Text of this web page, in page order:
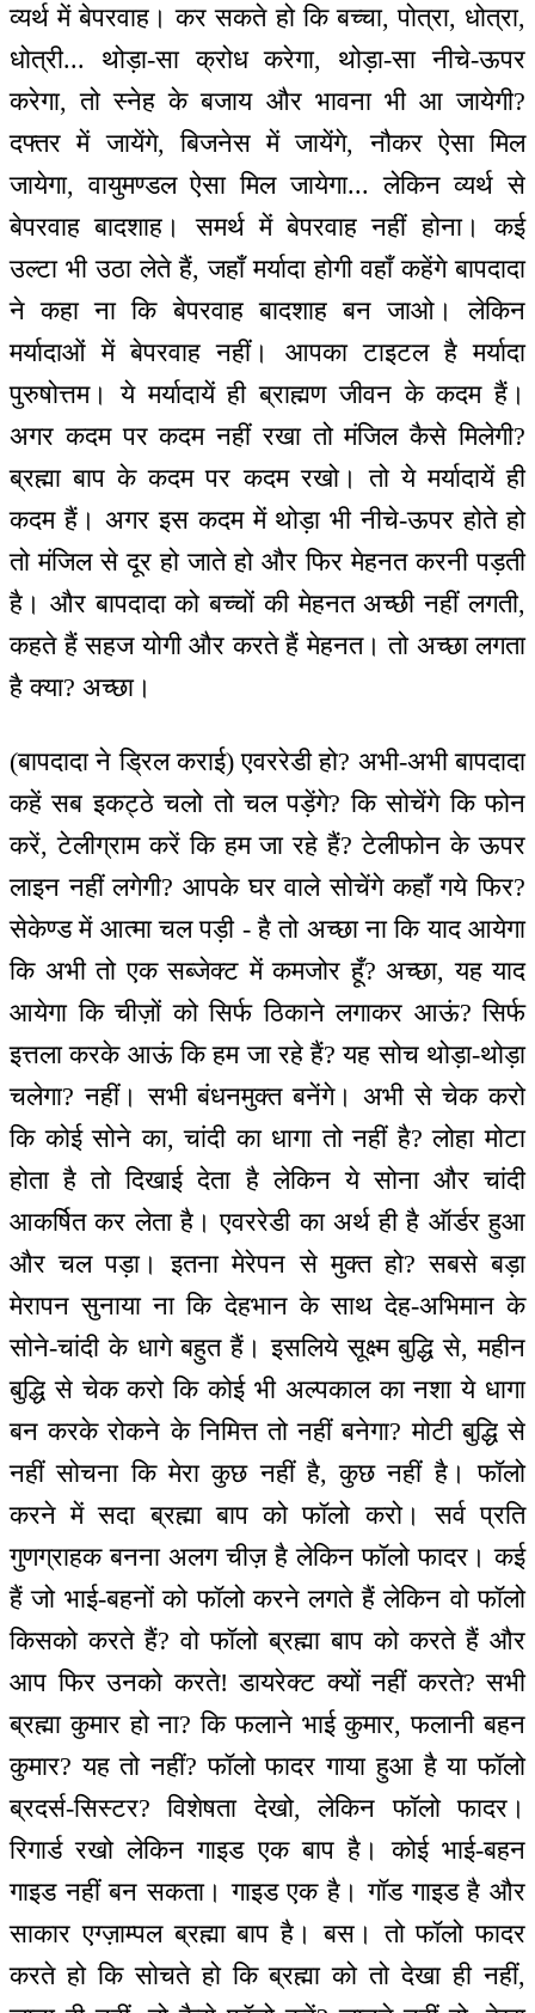
व्यर्थ में बेपरवाह। कर सकते हो कि बच्चा, पोत्रा, धोत्रा,
धोत्री... थोड़ा-सा क्रोध करेगा, थोड़ा-सा नीचे-ऊपर
करेगा, तो स्नेह के बजाय और भावना भी आ जायेगी?
दफ्तर में जायेंगे, बिजनेस में जायेंगे, नौकर ऐसा मिल
जायेगा, वायुमण्डल ऐसा मिल जायेगा... लेकिन व्यर्थ से
बेपरवाह बादशाह। समर्थ में बेपरवाह नहीं होना। कई
उल्टा भी उठा लेते हैं, जहाँ मर्यादा होगी वहाँ कहेंगे बापदादा
ने कहा ना कि बेपरवाह बादशाह बन जाओ। लेकिन
मर्यादाओं में बेपरवाह नहीं। आपका टाइटल है मर्यादा
पुरुषोत्तम। ये मर्यादायें ही ब्राह्मण जीवन के कदम हैं।
अगर कदम पर कदम नहीं रखा तो मंजिल कैसे मिलेगी?
ब्रह्मा बाप के कदम पर कदम रखो। तो ये मर्यादायें ही
कदम हैं। अगर इस कदम में थोड़ा भी नीचे-ऊपर होते हो
तो मंजिल से दूर हो जाते हो और फिर मेहनत करनी पड़ती
है। और बापदादा को बच्चों की मेहनत अच्छी नहीं लगती,
कहते हैं सहज योगी और करते हैं मेहनत। तो अच्छा लगता
है क्या? अच्छा।
(बापदादा ने ड्रिल कराई) एवररेडी हो? अभी-अभी बापदादा
कहें सब इकट्ठे चलो तो चल पड़ेंगे? कि सोचेंगे कि फोन
करें, टेलीग्राम करें कि हम जा रहे हैं? टेलीफोन के ऊपर
लाइन नहीं लगेगी? आपके घर वाले सोचेंगे कहाँ गये फिर?
सेकेण्ड में आत्मा चल पड़ी - है तो अच्छा ना कि याद आयेगा
कि अभी तो एक सब्जेक्ट में कमजोर हूँ? अच्छा, यह याद
आयेगा कि चीज़ों को सिर्फ ठिकाने लगाकर आऊं? सिर्फ
इत्तला करके आऊं कि हम जा रहे हैं? यह सोच थोड़ा-थोड़ा
चलेगा? नहीं। सभी बंधनमुक्त बनेंगे। अभी से चेक करो
कि कोई सोने का, चांदी का धागा तो नहीं है? लोहा मोटा
होता है तो दिखाई देता है लेकिन ये सोना और चांदी
आकर्षित कर लेता है। एवररेडी का अर्थ ही है ऑर्डर हुआ
और चल पड़ा। इतना मेरेपन से मुक्त हो? सबसे बड़ा
मेरापन सुनाया ना कि देहभान के साथ देह-अभिमान के
सोने-चांदी के धागे बहुत हैं। इसलिये सूक्ष्म बुद्धि से, महीन
बुद्धि से चेक करो कि कोई भी अल्पकाल का नशा ये धागा
बन करके रोकने के निमित्त तो नहीं बनेगा? मोटी बुद्धि से
नहीं सोचना कि मेरा कुछ नहीं है, कुछ नहीं है। फॉलो
करने में सदा ब्रह्मा बाप को फॉलो करो। सर्व प्रति
गुणग्राहक बनना अलग चीज़ है लेकिन फॉलो फादर। कई
हैं जो भाई-बहनों को फॉलो करने लगते हैं लेकिन वो फॉलो
किसको करते हैं? वो फॉलो ब्रह्मा बाप को करते हैं और
आप फिर उनको करते! डायरेक्ट क्यों नहीं करते? सभी
ब्रह्मा कुमार हो ना? कि फलाने भाई कुमार, फलानी बहन
कुमार? यह तो नहीं? फॉलो फादर गाया हुआ है या फॉलो
ब्रदर्स-सिस्टर? विशेषता देखो, लेकिन फॉलो फादर।
रिगार्ड रखो लेकिन गाइड एक बाप है। कोई भाई-बहन
गाइड नहीं बन सकता। गाइड एक है। गॉड गाइड है और
साकार एग्ज़ाम्पल ब्रह्मा बाप है। बस। तो फॉलो फादर
करते हो कि सोचते हो कि ब्रह्मा को तो देखा ही नहीं,